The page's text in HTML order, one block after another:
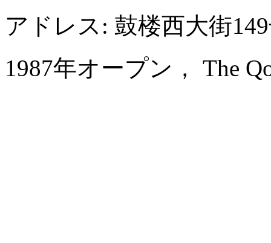
アドレス: 鼓楼西大街
1987年オープン， The